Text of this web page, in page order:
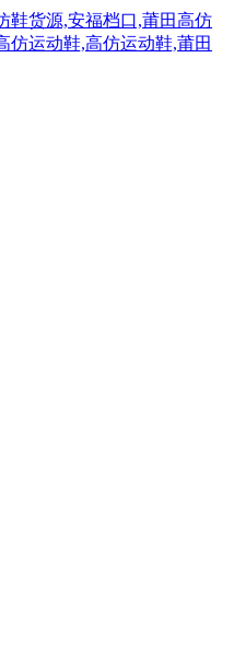
鞋货源,安福档口,莆田高仿
仿运动鞋,高仿运动鞋,莆田